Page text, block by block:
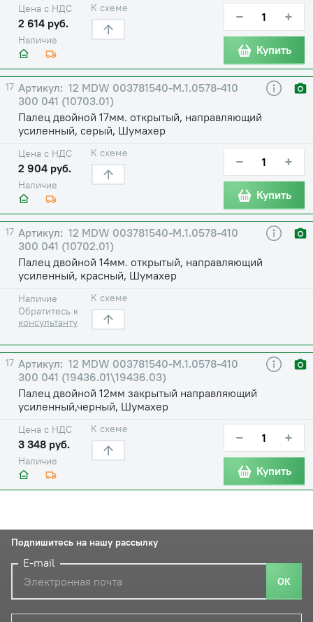
Наличие
Цена с НДС
2 614 руб.
К схеме − +
Купить
17
12 MDW 003781540-М.1.0578-410
300 041 (10703.01)
Палец двойной 17мм. открытый, направляющий
усиленный, серый, Шумахер
Наличие
Цена с НДС
2 904 руб.
К схеме − +
Купить
17
12 MDW 003781540-М.1.0578-410
300 041 (10702.01)
Палец двойной 14мм. открытый, направляющий
усиленный, красный, Шумахер
Наличие
Обратитесь к
консультанту
К схеме
17
12 MDW 003781540-М.1.0578-410
300 041 (19436.01\19436.03)
Палец двойной 12мм закрытый направляющий
усиленный,черный, Шумахер
Наличие
Цена с НДС
3 348 руб.
К схеме − +
Купить
Подпишитесь на нашу рассылку
E-mail
ОК